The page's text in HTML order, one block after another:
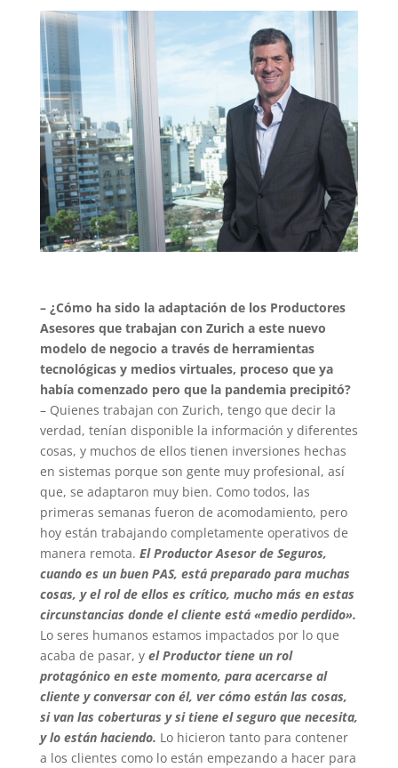
– ¿Cómo ha sido la adaptación de los Productores
Asesores que trabajan con Zurich a este nuevo
modelo de negocio a través de herramientas
tecnológicas y medios virtuales, proceso que ya
había comenzado pero que la pandemia precipitó?
– Quienes trabajan con Zurich, tengo que decir la
verdad, tenían disponible la información y diferentes
cosas, y muchos de ellos tienen inversiones hechas
en sistemas porque son gente muy profesional, así
que, se adaptaron muy bien. Como todos, las
primeras semanas fueron de acomodamiento, pero
hoy están trabajando completamente operativos de
manera remota. El Productor Asesor de Seguros,
cuando es un buen PAS, está preparado para muchas
cosas, y el rol de ellos es crítico, mucho más en estas
circunstancias donde el cliente está «medio perdido».
Lo seres humanos estamos impactados por lo que
acaba de pasar, y el Productor tiene un rol
protagónico en este momento, para acercarse al
cliente y conversar con él, ver cómo están las cosas,
si van las coberturas y si tiene el seguro que necesita,
y lo están haciendo. Lo hicieron tanto para contener
a los clientes como lo están empezando a hacer para